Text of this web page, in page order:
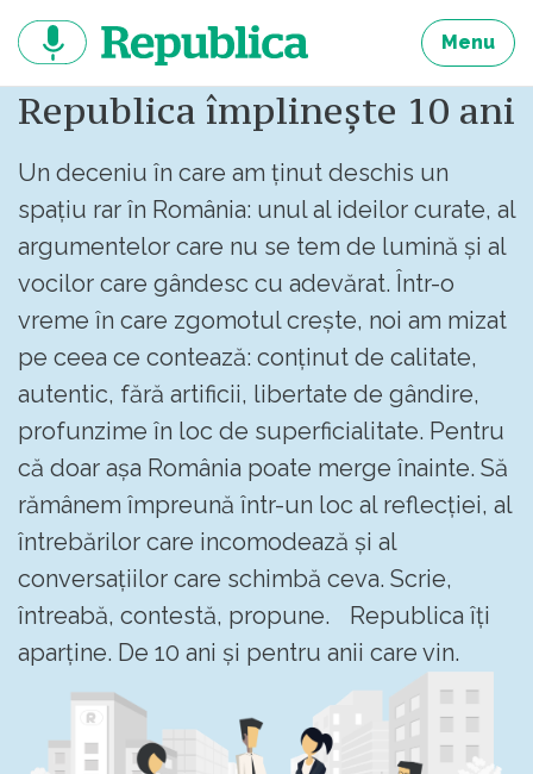
continut
Menu
Republica împlinește 10 ani
Un deceniu în care am ținut deschis un
spațiu rar în România: unul al ideilor curate, al
argumentelor care nu se tem de lumină și al
vocilor care gândesc cu adevărat. Într-o
vreme în care zgomotul crește, noi am mizat
pe ceea ce contează: conținut de calitate,
autentic, fără artificii, libertate de gândire,
profunzime în loc de superficialitate. Pentru
că doar așa România poate merge înainte. Să
rămânem împreună într-un loc al reflecției, al
întrebărilor care incomodează și al
conversațiilor care schimbă ceva. Scrie,
întreabă, contestă, propune. Republica îți
aparține. De 10 ani și pentru anii care vin.